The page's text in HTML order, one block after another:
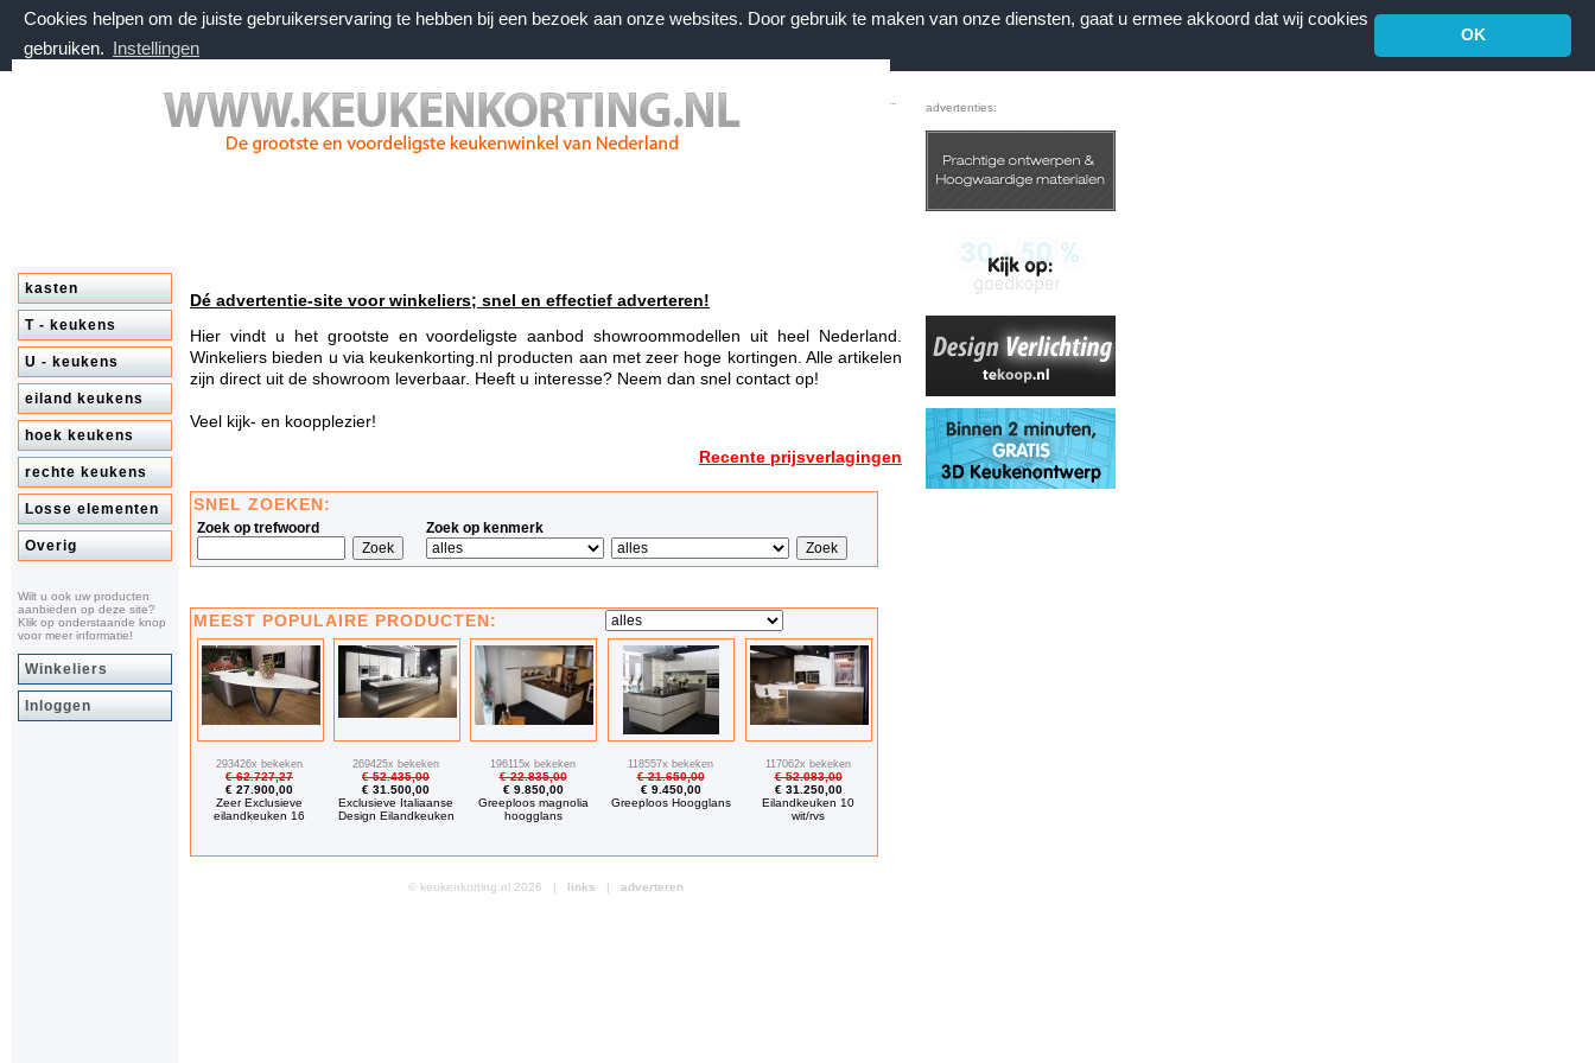
Cookies helpen om de juiste gebruikerservaring te hebben bij een bezoek aan onze websites. Door gebruik te maken van onze diensten, gaat u ermee akkoord dat wij cookies
gebruiken. Instellingen
OK
donderdag 6 augustus 2026, 14:22 uur
Welkom bij keukenkorting.nl
Home | Voorwaarden |
advertenties:
kasten
T - keukens
U - keukens
eiland keukens
hoek keukens
rechte keukens
Losse elementen
Overig
Wilt u ook uw producten
aanbieden op deze site?
Klik op onderstaande knop
voor meer informatie!
Winkeliers
Inloggen
Dé advertentie-site voor winkeliers; snel en effectief adverteren!
Hier vindt u het grootste en voordeligste aanbod showroommodellen uit heel Nederland.
Winkeliers bieden u via keukenkorting.nl producten aan met zeer hoge kortingen. Alle artikelen
zijn direct uit de showroom leverbaar. Heeft u interesse? Neem dan snel contact op!
Veel kijk- en koopplezier!
Recente prijsverlagingen
SNEL ZOEKEN:
Zoek op trefwoord Zoek op kenmerk
MEEST POPULAIRE PRODUCTEN:
293426x bekeken
€ 62.727,27
€ 27.900,00
Zeer Exclusieve
eilandkeuken 16
269425x bekeken
€ 52.435,00
€ 31.500,00
Exclusieve Italiaanse
Design Eilandkeuken
196115x bekeken
€ 22.835,00
€ 9.850,00
Greeploos magnolia
hoogglans
118557x bekeken
€ 21.650,00
€ 9.450,00
Greeploos Hoogglans
117062x bekeken
€ 52.083,00
€ 31.250,00
Eilandkeuken 10
wit/rvs
© keukenkorting.nl 2026 | links | adverteren